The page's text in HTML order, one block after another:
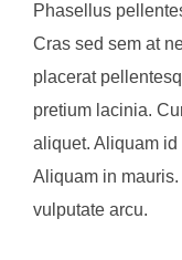
Phasellus
Cras sed sem at
placerat
pretium lacinia.
aliquet. Aliquam
Aliquam in
vulputate arcu.